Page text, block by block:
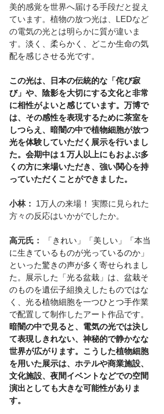
美的感覚を世界へ届ける手段だと捉え
ています。植物の放つ光は、LEDなど
の電気の光とは明らかに質が違いま
す。 淡く、柔らかく、どこか生命の気
配を感じさせる光です。
この光は、日本の伝統的な「侘び寂
び」や、陰影を大切にする文化と非常
に相性がよいと感じています。万博で
は、その感性を表現するために茶室を
しつらえ、暗闇の中で植物細胞が放つ
光を体験していただく展示を行いまし
た。会期中は１万人以上にもおよぶ多
くの方に来場いただき、強い関心を持
っていただくことができました。
小林： 1万人の来場！ 実際に見られた
方々の反応はいかがでしたか。
高元氏：
「きれい」「美しい」「本当
に生きているものが光っているのか」
といった驚きの声が多く寄せられまし
た。展示した「光る盆栽」は、盆栽そ
のものを遺伝子組換えしたものではな
く、光る植物細胞を一つひとつ手作業
で配置して制作したアート作品です。
暗闇の中で見ると、電気の光では決し
て表現しきれない、神秘的で静かなな
世界が広がります。こうした植物細胞
を用いた展示は、ホテルや商業施設、
文化施設、夜間イベントなどでの空間
演出としても大きな可能性がありま
す。